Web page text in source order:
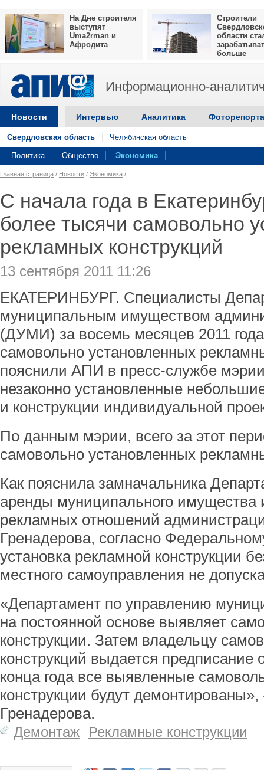
На Дне строителя
выступят
Uma2rman и
Афродита
Строители
области
больше
Информационно-
Новости Интервью Аналитика
Свердловская область Челябинская область
Политика Общество Экономика
Главная страница / Новости / Экономика /
С начала года в
более тысячи самовольно
рекламных конструкций
13 сентября 2011 11:26
ЕКАТЕРИНБУРГ. Специалисты
муниципальным имуществом
(ДУМИ) за восемь месяцев 2011
самовольно установленных
пояснили АПИ в пресс-службе
незаконно установленные
и конструкции индивидуальной
По данным мэрии, всего за этот
самовольно установленных
Как пояснила замначальника
аренды муниципального имущества
рекламных отношений
Гренадерова, согласно
установка рекламной конструкции
местного самоуправления не
«Департамент по управлению
на постоянной основе выявляет
конструкции. Затем владельцу
конструкций выдается
конца года все выявленные
конструкции будут
Гренадерова.
Демонтаж Рекламные конструкции